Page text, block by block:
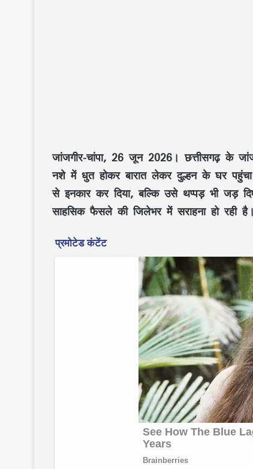
जांजगीर-चांपा, 26 जून 2026। छत्तीसगढ़ के
नशे में धुत होकर बारात लेकर दुल्हन के घर
से इनकार कर दिया, बल्कि उसे थप्पड़ भी जड़
साहसिक फैसले की जिलेभर में सराहना हो रही है।